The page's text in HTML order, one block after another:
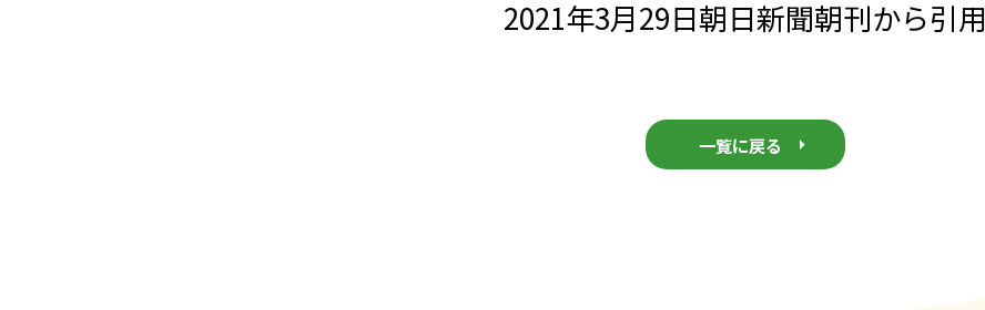
2021年3月29日朝日新聞朝刊から引用
一覧に戻る